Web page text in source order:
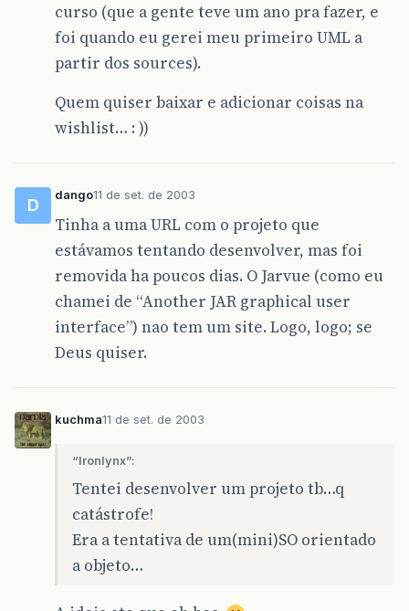
curso (que a gente teve um ano pra fazer, e
foi quando eu gerei meu primeiro UML a
partir dos sources).
Quem quiser baixar e adicionar coisas na
wishlist… : ))
D
dango11 de set. de 2003
Tinha a uma URL com o projeto que
estávamos tentando desenvolver, mas foi
removida ha poucos dias. O Jarvue (como eu
chamei de “Another JAR graphical user
interface”) nao tem um site. Logo, logo; se
Deus quiser.
kuchma11 de set. de 2003
“Ironlynx”:
Tentei desenvolver um projeto tb…q
catástrofe!
Era a tentativa de um(mini)SO orientado
a objeto…